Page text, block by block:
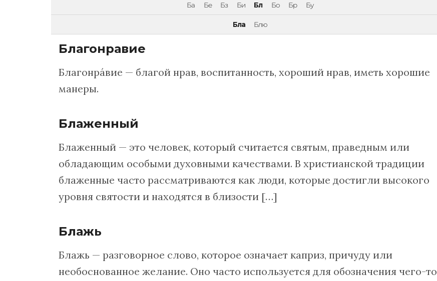
Ба Бе Бз Би Бл Бо Бр Бу
Бла Блю
Благонравие
Благонрáвие — благой нрав, воспитанность, хороший нрав, иметь хорошие
манеры.
Блаженный
Блаженный — это человек, который считается святым, праведным или
обладающим особыми духовными качествами. В христианской традиции
блаженные часто рассматриваются как люди, которые достигли высокого
уровня святости и находятся в близости […]
Блажь
Блажь — разговорное слово, которое означает каприз, причуду или
необоснованное желание. Оно часто используется для обозначения чего-то